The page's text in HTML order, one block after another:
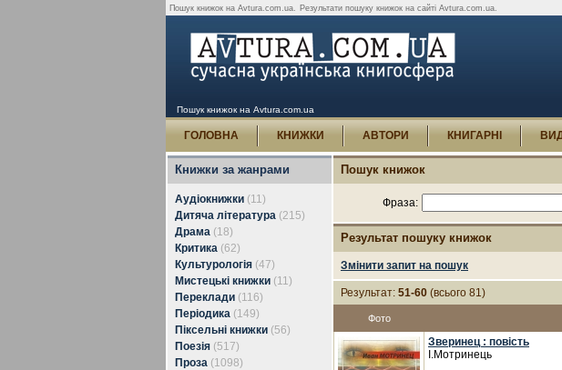
Пошук книжок на Avtura.com.ua. Результати пошуку книжок на сайті Avtura.com.ua.
Пошук книжок на Avtura.com.ua
ГОЛОВНА КНИЖКИ АВТОРИ КНИГАРНІ
Книжки за жанрами
Аудіокнижки (11)
Дитяча література (215)
Драма (18)
Критика (62)
Культурологія (47)
Мистецькі книжки (11)
Переклади (116)
Періодика (149)
Піксельні книжки (56)
Поезія (517)
Проза (1098)
Пошук книжок
Фраза:
Результат пошуку книжок
Змінити запит на пошук
Результат: 51-60 (всього 81)
Фото
Зверинец : повість
І.Мотринець